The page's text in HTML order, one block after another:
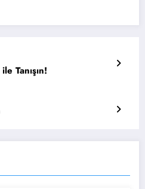
Tanışın!